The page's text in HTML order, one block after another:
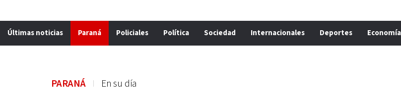
Últimas noticias Paraná Policiales Política Sociedad Internacionales Deportes Economía
PARANÁ En su día